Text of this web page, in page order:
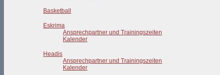
Basketball
Eskrima
Ansprechpartner und Trainingszeiten
Kalender
Headis
Ansprechpartner und Trainingszeiten
Kalender